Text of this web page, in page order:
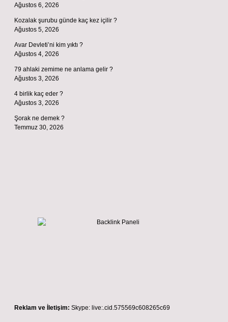
Ağustos 6, 2026
Kozalak şurubu günde kaç kez içilir ?
Ağustos 5, 2026
Avar Devleti’ni kim yıktı ?
Ağustos 4, 2026
79 ahlaki zemime ne anlama gelir ?
Ağustos 3, 2026
4 birlik kaç eder ?
Ağustos 3, 2026
Şorak ne demek ?
Temmuz 30, 2026
Reklam ve İletişim: Skype: live:.cid.575569c608265c69